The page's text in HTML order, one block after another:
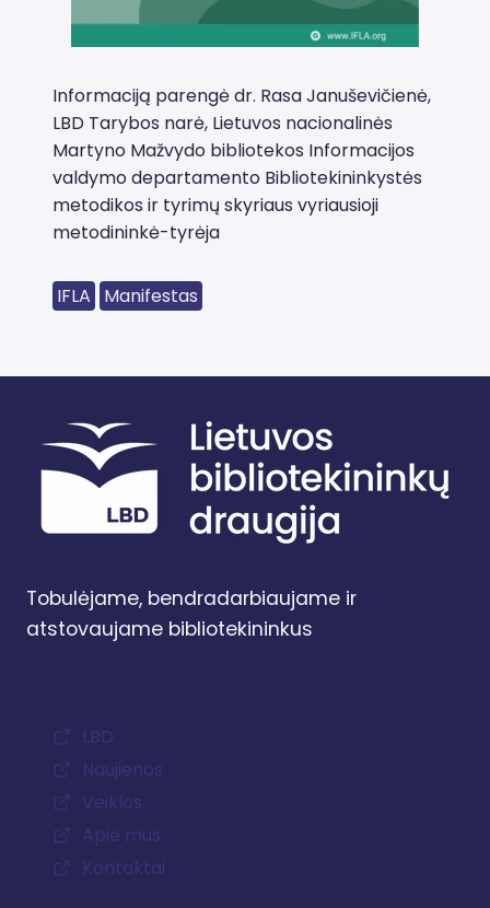
Informaciją parengė dr. Rasa Januševičienė,
LBD Tarybos narė, Lietuvos nacionalinės
Martyno Mažvydo bibliotekos Informacijos
valdymo departamento Bibliotekininkystės
metodikos ir tyrimų skyriaus vyriausioji
metodininkė-tyrėja
IFLA Manifestas
Tobulėjame, bendradarbiaujame ir
atstovaujame bibliotekininkus
LBD
Naujienos
Veiklos
Apie mus
Kontaktai